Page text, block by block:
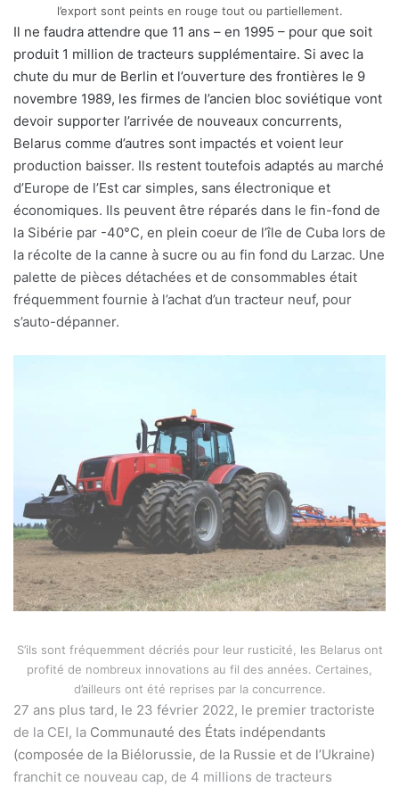
l’export sont peints en rouge tout ou partiellement.
Il ne faudra attendre que 11 ans – en 1995 – pour que soit
produit 1 million de tracteurs supplémentaire. Si avec la
chute du mur de Berlin et l’ouverture des frontières le 9
novembre 1989, les firmes de l’ancien bloc soviétique vont
devoir supporter l’arrivée de nouveaux concurrents,
Belarus comme d’autres sont impactés et voient leur
production baisser. Ils restent toutefois adaptés au marché
d’Europe de l’Est car simples, sans électronique et
économiques. Ils peuvent être réparés dans le fin-fond de
la Sibérie par -40°C, en plein coeur de l’île de Cuba lors de
la récolte de la canne à sucre ou au fin fond du Larzac. Une
palette de pièces détachées et de consommables était
fréquemment fournie à l’achat d’un tracteur neuf, pour
s’auto-dépanner.
S’ils sont fréquemment décriés pour leur rusticité, les Belarus ont
profité de nombreux innovations au fil des années. Certaines,
d’ailleurs ont été reprises par la concurrence.
27 ans plus tard, le 23 février 2022, le premier tractoriste
de la CEI, la Communauté des États indépendants
(composée de la Biélorussie, de la Russie et de l’Ukraine)
franchit ce nouveau cap, de 4 millions de tracteurs